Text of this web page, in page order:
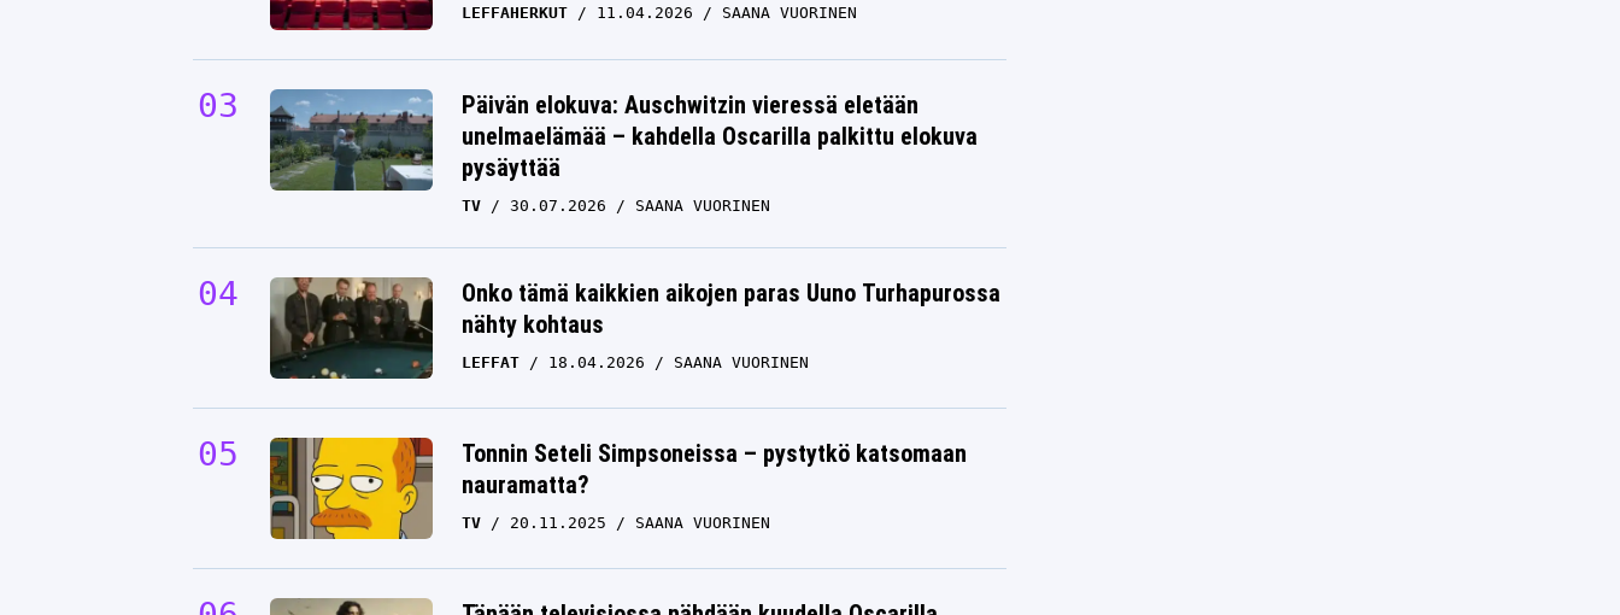
LEFFAHERKUT 11.04.2026 SAANA VUORINEN
Päivän elokuva: Auschwitzin vieressä eletään
unelmaelämää – kahdella Oscarilla palkittu elokuva
pysäyttää
TV 30.07.2026 SAANA VUORINEN
Onko tämä kaikkien aikojen paras Uuno Turhapurossa
nähty kohtaus
LEFFAT 18.04.2026 SAANA VUORINEN
Tonnin Seteli Simpsoneissa – pystytkö katsomaan
nauramatta?
TV 20.11.2025 SAANA VUORINEN